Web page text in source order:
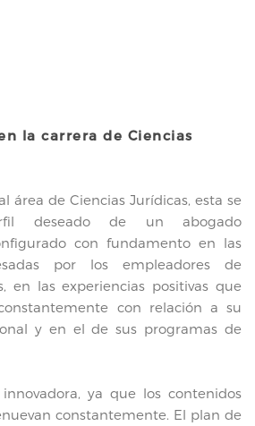
la carrera de Ciencias
área de Ciencias Jurídicas, esta se
deseado de un abogado
con fundamento en las
por los empleadores de
en las experiencias positivas que
con relación a su
y en el de sus programas de
ya que los contenidos
constantemente. El plan de